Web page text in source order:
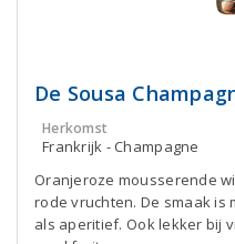
De Sousa
Herkomst
Frankrijk - Champagne
Oranjeroze mousserende
rode vruchten. De smaak is
als aperitief. Ook lekker bij